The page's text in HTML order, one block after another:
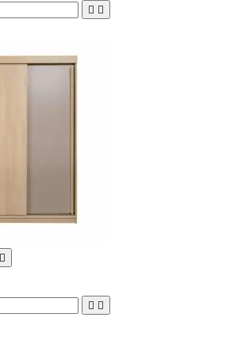
 

 